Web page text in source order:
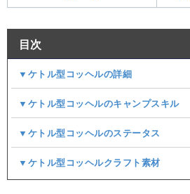
目次
▼ケトル型コッヘルの詳細
▼ケトル型コッヘルのキャンプスキル
▼ケトル型コッヘルのステータス
▼ケトル型コッヘルクラフト素材